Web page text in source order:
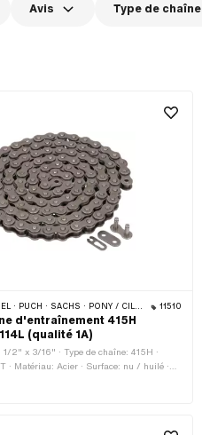
Avis Type de chaîne
· PONY / CILO (BÊTA 521 & 512) · ZÜNDAPP BELMONDO · TOMOS · BYE BIKE 11510
d'entraînement 415H
(qualité 1A)
2" x 3/16" · Type de chaîne: 415H ·
· Matériau: Acier · Surface: nu / huilé ·
114 pcs · Circonférence de roulement: